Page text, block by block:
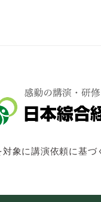
象に講演依頼に基